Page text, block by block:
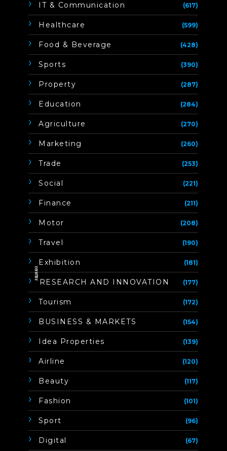
IT & Communication (617)
Healthcare (599)
Food & Beverage (428)
Sports (390)
Property (287)
Education (284)
Agriculture (270)
Marketing (260)
Trade (253)
Social (221)
Finance (211)
Motor (208)
Travel (190)
Exhibition (181)
ิิีิิิิิRESEARCH AND INNOVATION (177)
Tourism (172)
BUSINESS & MARKETS (154)
Idea Properties (139)
Airline (120)
Beauty (117)
Fashion (101)
Sport (96)
Digital (67)